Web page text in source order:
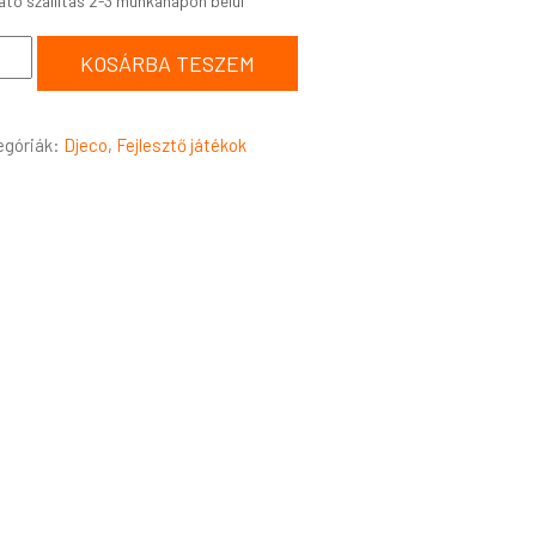
KOSÁRBA TESZEM
Djeco, Fejlesztő játékok